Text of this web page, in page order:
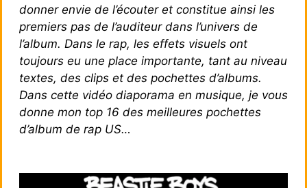
donner envie de l’écouter et constitue ainsi les
premiers pas de l’auditeur dans l’univers de
l’album. Dans le rap, les effets visuels ont
toujours eu une place importante, tant au niveau
textes, des clips et des pochettes d’albums.
Dans cette vidéo diaporama en musique, je vous
donne mon top 16 des meilleures pochettes
d’album de rap US…